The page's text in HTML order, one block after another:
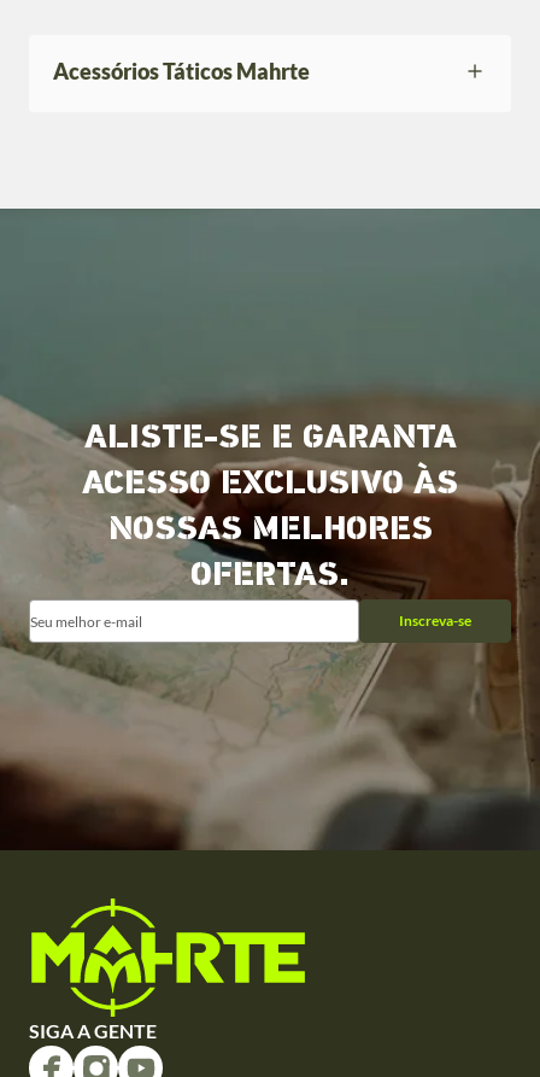
Acessórios Táticos Mahrte
ALISTE-SE E GARANTA
ACESSO EXCLUSIVO ÀS
NOSSAS MELHORES
OFERTAS.
Inscreva-se
SIGA A GENTE